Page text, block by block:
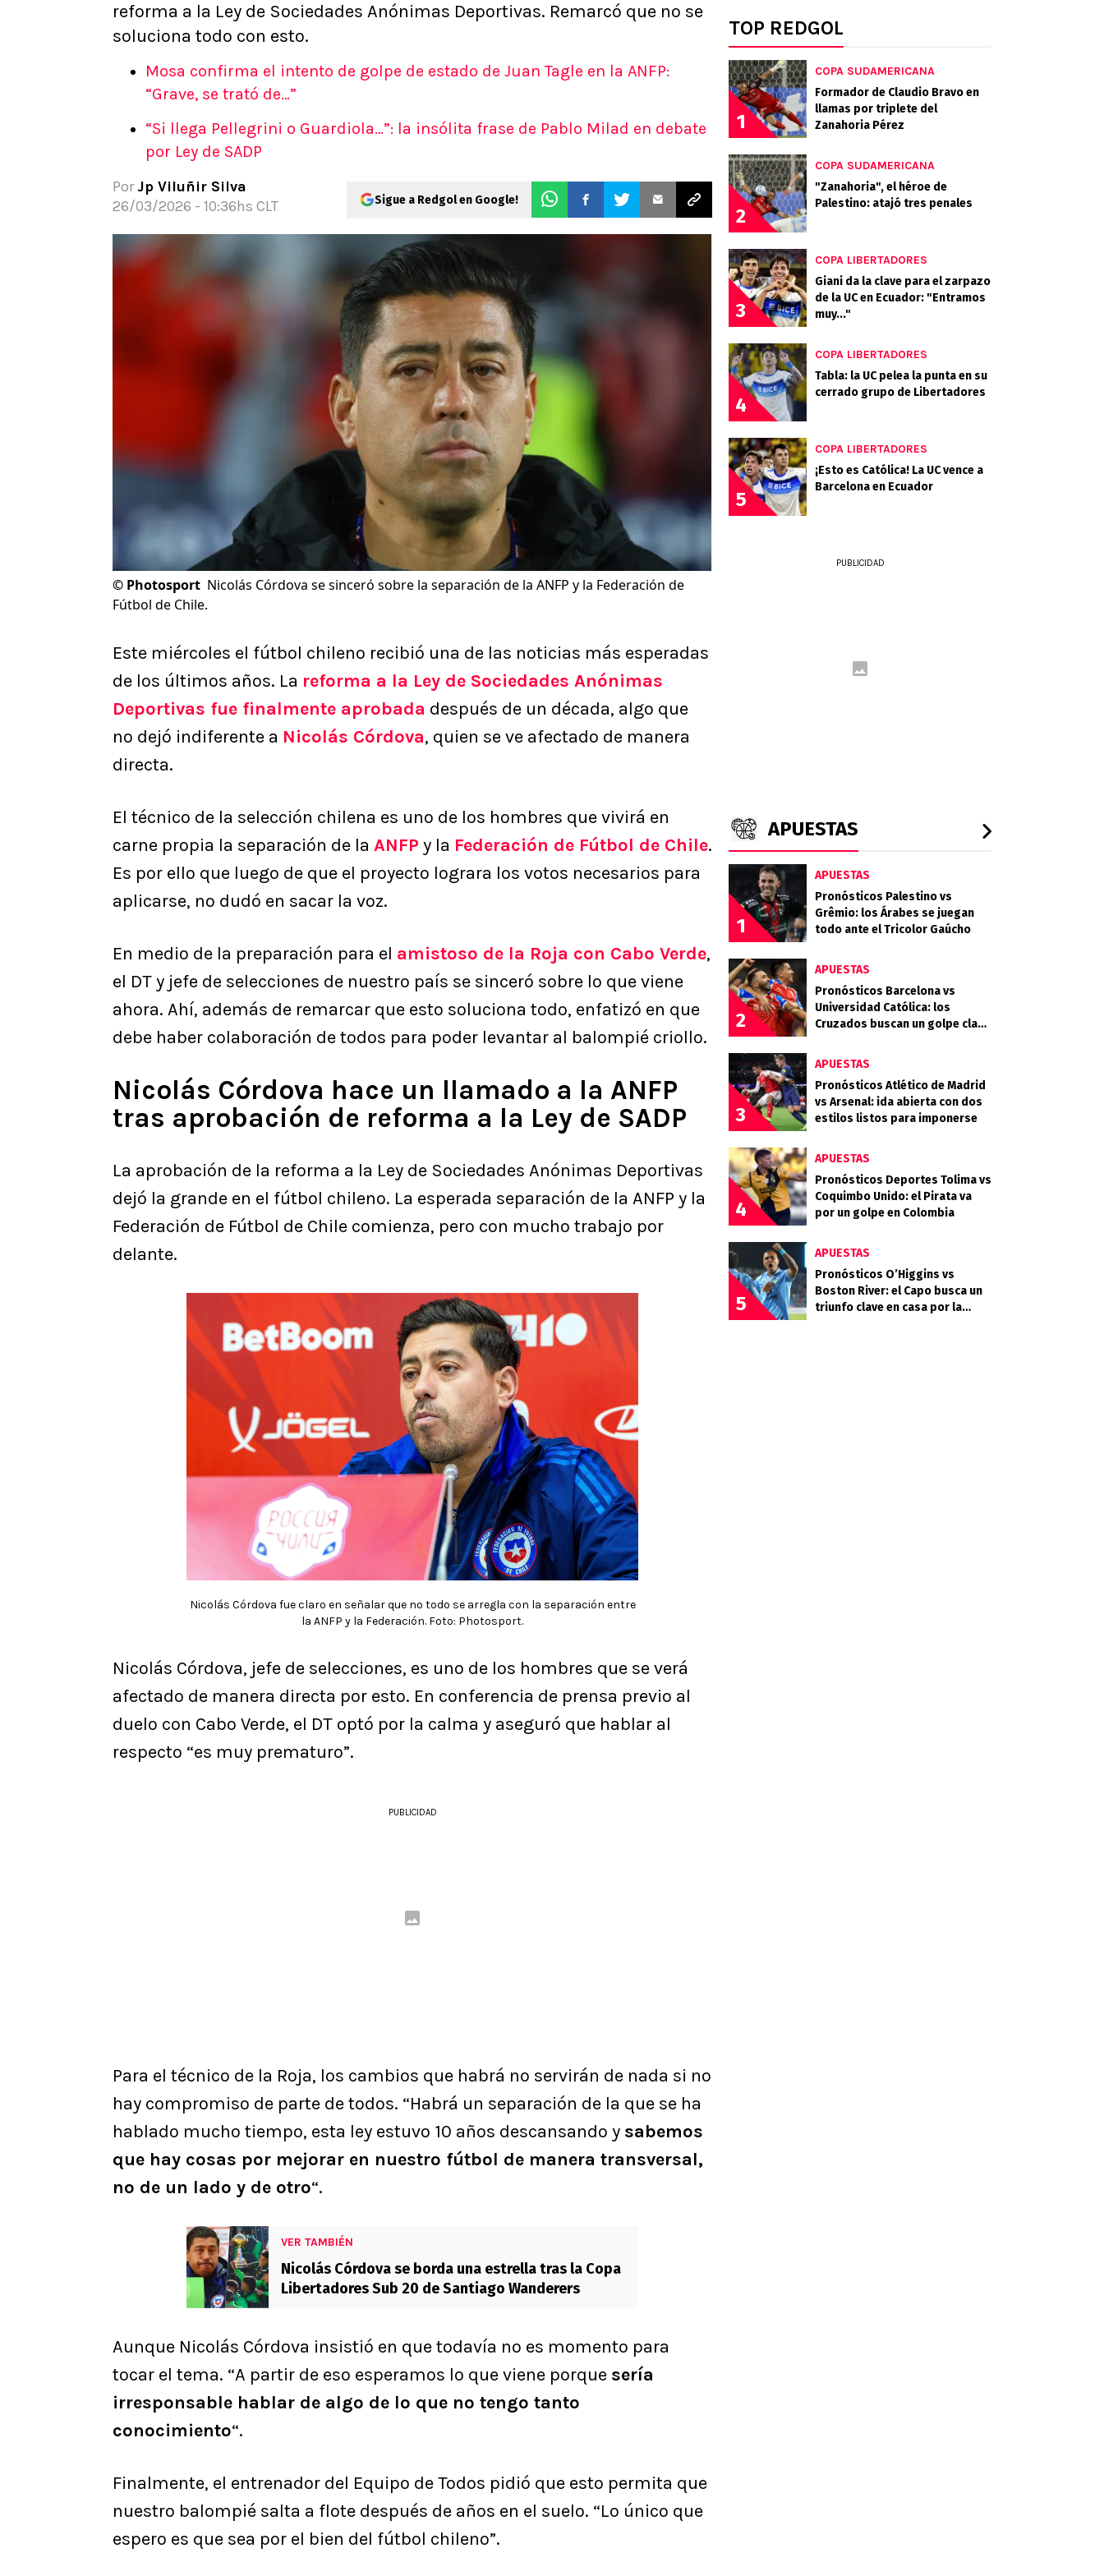
Apuesta del día
Apuestas Mundial 2026
reforma a la Ley de Sociedades Anónimas Deportivas. Remarcó que no se
soluciona todo con esto.
Mosa confirma el intento de golpe de estado de Juan Tagle en la ANFP:
“Grave, se trató de…”
“Si llega Pellegrini o Guardiola…”: la insólita frase de Pablo Milad en debate
por Ley de SADP
Por Jp Viluñir Silva
26/03/2026 - 10:36hs CLT
Sigue a Redgol en Google!
© Photosport Nicolás Córdova se sinceró sobre la separación de la ANFP y la Federación de
Fútbol de Chile.
Este miércoles el fútbol chileno recibió una de las noticias más esperadas
de los últimos años. La reforma a la Ley de Sociedades Anónimas
Deportivas fue finalmente aprobada después de un década, algo que
no dejó indiferente a Nicolás Córdova, quien se ve afectado de manera
directa.
El técnico de la selección chilena es uno de los hombres que vivirá en
carne propia la separación de la ANFP y la Federación de Fútbol de Chile.
Es por ello que luego de que el proyecto lograra los votos necesarios para
aplicarse, no dudó en sacar la voz.
En medio de la preparación para el amistoso de la Roja con Cabo Verde,
el DT y jefe de selecciones de nuestro país se sinceró sobre lo que viene
ahora. Ahí, además de remarcar que esto soluciona todo, enfatizó en que
debe haber colaboración de todos para poder levantar al balompié criollo.
Nicolás Córdova hace un llamado a la ANFP
tras aprobación de reforma a la Ley de SADP
La aprobación de la reforma a la Ley de Sociedades Anónimas Deportivas
dejó la grande en el fútbol chileno. La esperada separación de la ANFP y la
Federación de Fútbol de Chile comienza, pero con mucho trabajo por
delante.
Nicolás Córdova fue claro en señalar que no todo se arregla con la separación entre
la ANFP y la Federación. Foto: Photosport.
Nicolás Córdova, jefe de selecciones, es uno de los hombres que se verá
afectado de manera directa por esto. En conferencia de prensa previo al
duelo con Cabo Verde, el DT optó por la calma y aseguró que hablar al
respecto “es muy prematuro”.
PUBLICIDAD
Para el técnico de la Roja, los cambios que habrá no servirán de nada si no
hay compromiso de parte de todos. “Habrá un separación de la que se ha
hablado mucho tiempo, esta ley estuvo 10 años descansando y sabemos
que hay cosas por mejorar en nuestro fútbol de manera transversal,
no de un lado y de otro“.
VER TAMBIÉN
Nicolás Córdova se borda una estrella tras la Copa
Libertadores Sub 20 de Santiago Wanderers
Aunque Nicolás Córdova insistió en que todavía no es momento para
tocar el tema. “A partir de eso esperamos lo que viene porque sería
irresponsable hablar de algo de lo que no tengo tanto
conocimiento“.
Finalmente, el entrenador del Equipo de Todos pidió que esto permita que
nuestro balompié salta a flote después de años en el suelo. “Lo único que
espero es que sea por el bien del fútbol chileno”.
TOP REDGOL
1
COPA SUDAMERICANA
Formador de Claudio Bravo en
llamas por triplete del
Zanahoria Pérez
2
COPA SUDAMERICANA
"Zanahoria", el héroe de
Palestino: atajó tres penales
3
COPA LIBERTADORES
Giani da la clave para el zarpazo
de la UC en Ecuador: "Entramos
muy..."
4
COPA LIBERTADORES
Tabla: la UC pelea la punta en su
cerrado grupo de Libertadores
5
COPA LIBERTADORES
¡Esto es Católica! La UC vence a
Barcelona en Ecuador
PUBLICIDAD
APUESTAS
1
APUESTAS
Pronósticos Palestino vs
Grêmio: los Árabes se juegan
todo ante el Tricolor Gaúcho
2
APUESTAS
Pronósticos Barcelona vs
Universidad Católica: los
Cruzados buscan un golpe clave
3
APUESTAS
Pronósticos Atlético de Madrid
vs Arsenal: ida abierta con dos
estilos listos para imponerse
4
APUESTAS
Pronósticos Deportes Tolima vs
Coquimbo Unido: el Pirata va
por un golpe en Colombia
5
APUESTAS
Pronósticos O’Higgins vs
Boston River: el Capo busca un
triunfo clave en casa por la